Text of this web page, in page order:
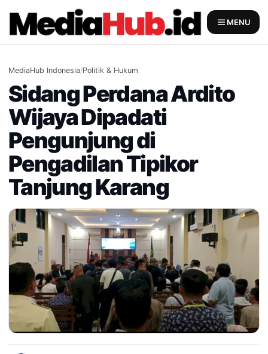
content
MENU
MediaHub Indonesia/Politik & Hukum
Sidang Perdana Ardito
Wijaya Dipadati
Pengunjung di
Pengadilan Tipikor
Tanjung Karang